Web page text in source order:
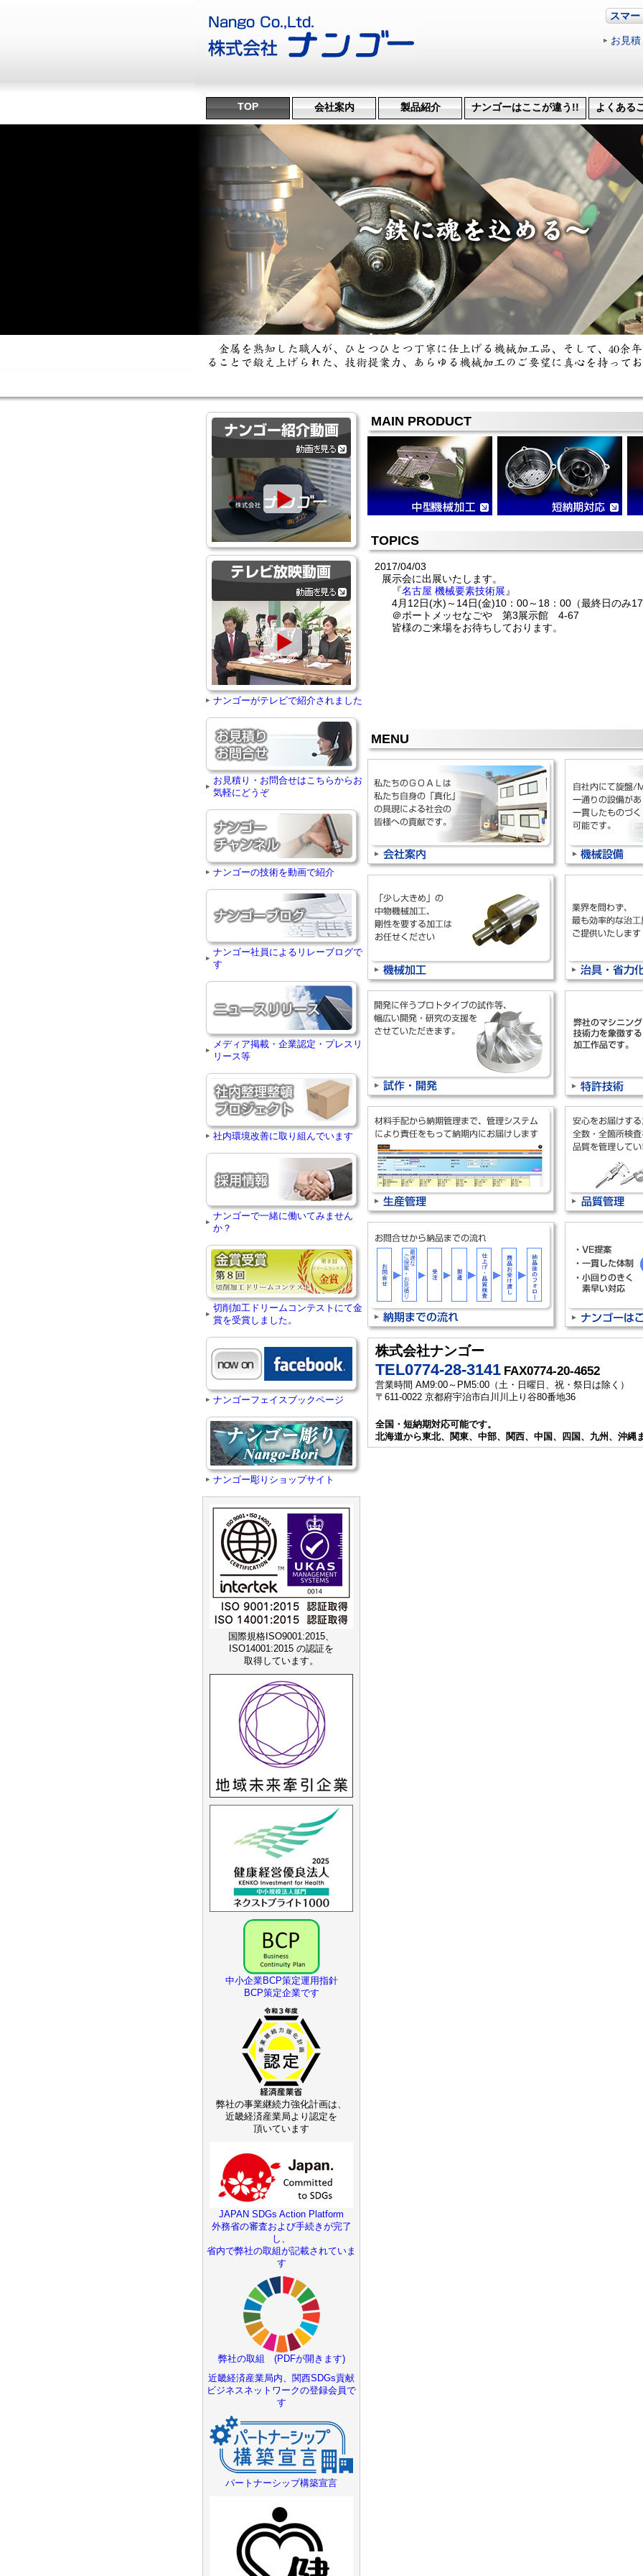
スマ
お見
TOP
会社案内
ミッション
会社概要
機械設備
沿革・受賞歴
製品紹介
機械加工
治具･省力化機械
試作・開発
特許技術
ナンゴーはここが違う!!
よくある
MAIN PRODUCT
TOPICS
2017/04/03
展示会に出展いたします。
『名古屋 機械要素技術展 』
4月12日(水)～14日(金)10：00～18：00（最終日のみ
＠ポートメッセなごや 第3展示館 4-67
皆様のご来場をお待ちしております。
MENU
株式会社ナンゴー
TEL0774-28-3141 FAX0774-20-4652
営業時間 AM9:00～PM5:00（土・日曜日、祝・祭日は除く）
〒611-0022 京都府宇治市白川川上り谷80番地36
全国・短納期対応可能です。
北海道から東北、関東、中部、関西、中国、四国、九州、沖縄
ナンゴーがテレビで紹介されました
お見積り・お問合せはこちらからお
気軽にどうぞ
ナンゴーの技術を動画で紹介
ナンゴー社員によるリレーブログで
す
メディア掲載・企業認定・プレスリ
リース等
社内環境改善に取り組んでいます
ナンゴーで一緒に働いてみません
か？
切削加工ドリームコンテストにて金
賞を受賞しました。
ナンゴーフェイスブックページ
ナンゴー彫りショップサイト
国際規格ISO9001:2015、
ISO14001:2015 の認証を
取得しています。
中小企業BCP策定運用指針
BCP策定企業です
弊社の事業継続力強化計画は、
近畿経済産業局より認定を
頂いています
JAPAN SDGs Action Platform
外務省の審査および手続きが完了
し、
省内で弊社の取組が記載されていま
す
弊社の取組 (PDFが開きます)
近畿経済産業局内、関西SDGs貢献
ビジネスネットワークの登録会員で
す
パートナーシップ構築宣言